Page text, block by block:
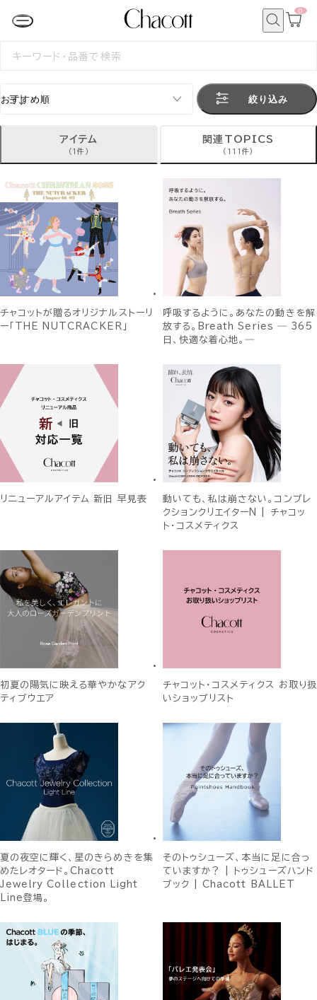
カ
0
検
絞り込み
アイテム
(1件)
関連TOPICS
(111件)
チャコットが贈るオリジナルストーリ
ー「THE NUTCRACKER」
呼吸するように。あなたの動きを解
放する。Breath Series ― 365
日、快適な着心地。―
リニューアルアイテム 新旧 早見表
動いても、私は崩さない。コンプレ
クションクリエイターN | チャコッ
ト・コスメティクス
初夏の陽気に映える華やかなアク
ティブウエア
チャコット・コスメティクス お取り扱
いショップリスト
夏の夜空に輝く、星のきらめきを集
めたレオタード。Chacott
Jewelry Collection Light
Line登場。
そのトゥシューズ、本当に足に合っ
ていますか？ | トゥシューズハンド
ブック | Chacott BALLET